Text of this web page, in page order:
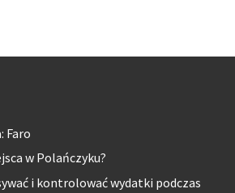
Faro
w Polańczyku?
i kontrolować wydatki podczas